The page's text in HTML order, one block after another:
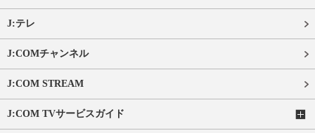
J:テレ
J:COMチャンネル
J:COM STREAM
J:COM TVサービスガイド